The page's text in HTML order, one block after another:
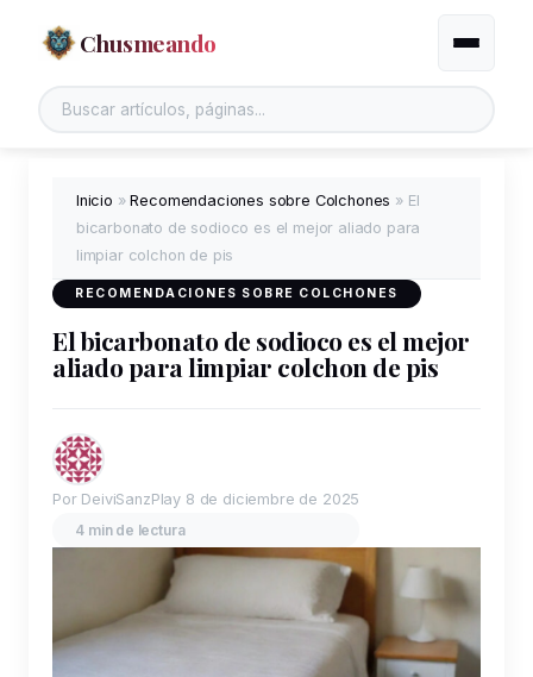
Chusmeando Alternar
Inicio »Recomendaciones sobre Colchones » El
bicarbonato de sodioco es el mejor aliado para
limpiar colchon de pis
RECOMENDACIONES SOBRE COLCHONES
El bicarbonato de sodioco es el mejor
aliado para limpiar colchon de pis
Por DeiviSanzPlay 8 de diciembre de 2025
4 min de lectura